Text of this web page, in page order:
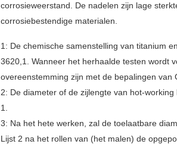
corrosieweerstand. De nadelen zijn lage
corrosiebestendige materialen.
1: De chemische samenstelling van titanium
3620,1. Wanneer het herhaalde testen wordt
overeenstemming zijn met de bepalingen van
2: De diameter of de zijlengte van hot-
1.
3: Na het hete werken, zal de toelaatbare
Lijst 2 na het rollen van (het malen) de